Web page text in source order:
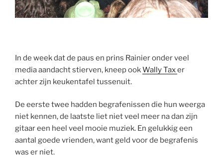
In de week dat de paus en prins Rainier onder veel
media aandacht stierven, kneep ookWally Taxer
achter zijn keukentafel tussenuit.
De eerste twee hadden begrafenissen die hun weerga
niet kennen, de laatste liet niet veel meer na dan zijn
gitaar een heel veel mooie muziek. En gelukkig een
aantal goede vrienden, want geld voor de begrafenis
was er niet.